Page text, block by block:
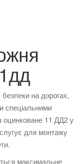
на дорогах,
спеціальними
оцинковане 11 ДД2 у
для монтажу
максимальне